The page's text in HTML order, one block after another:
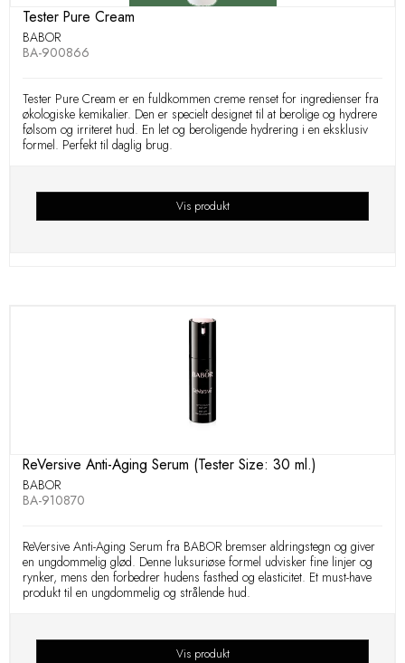
Tester Pure Cream
BABOR
BA-900866
Tester Pure Cream er en fuldkommen creme renset for ingredienser fra
økologiske kemikalier. Den er specielt designet til at berolige og hydrere
følsom og irriteret hud. En let og beroligende hydrering i en eksklusiv
formel. Perfekt til daglig brug.
Vis produkt
ReVersive Anti-Aging Serum (Tester Size: 30 ml.)
BABOR
BA-910870
ReVersive Anti-Aging Serum fra BABOR bremser aldringstegn og giver
en ungdommelig glød. Denne luksuriøse formel udvisker fine linjer og
rynker, mens den forbedrer hudens fasthed og elasticitet. Et must-have
produkt til en ungdommelig og strålende hud.
Vis produkt